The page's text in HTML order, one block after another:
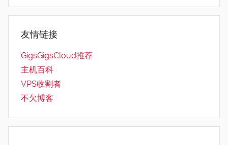
友情链接
GigsGigsCloud推荐
主机百科
VPS收割者
不欠博客